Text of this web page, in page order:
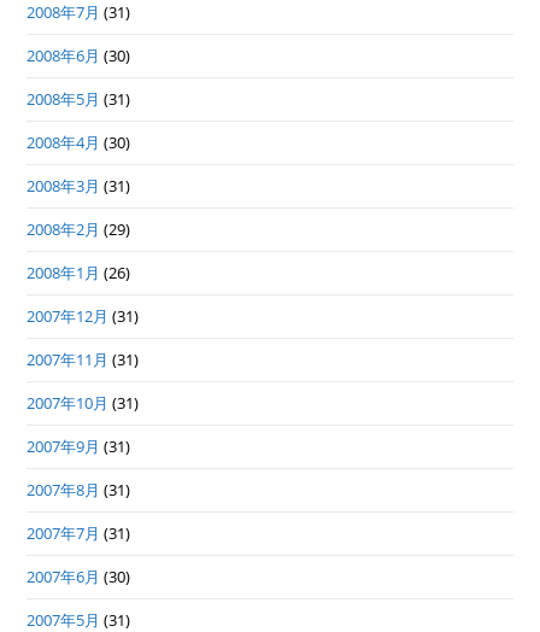
2008年7月 (31)
2008年6月 (30)
2008年5月 (31)
2008年4月 (30)
2008年3月 (31)
2008年2月 (29)
2008年1月 (26)
2007年12月 (31)
2007年11月 (31)
2007年10月 (31)
2007年9月 (31)
2007年8月 (31)
2007年7月 (31)
2007年6月 (30)
2007年5月 (31)